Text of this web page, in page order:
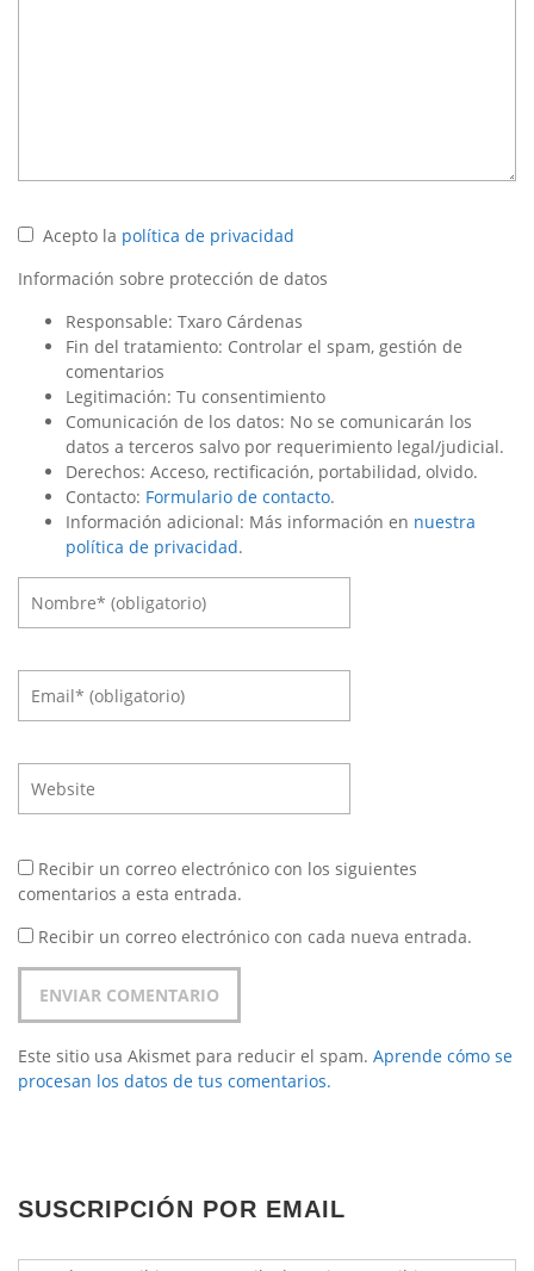
Acepto la política de privacidad
Información sobre protección de datos
Responsable: Txaro Cárdenas
Fin del tratamiento: Controlar el spam, gestión de
comentarios
Legitimación: Tu consentimiento
Comunicación de los datos: No se comunicarán los
datos a terceros salvo por requerimiento legal/judicial.
Derechos: Acceso, rectificación, portabilidad, olvido.
Contacto: Formulario de contacto.
Información adicional: Más información en nuestra
política de privacidad.
Recibir un correo electrónico con los siguientes
comentarios a esta entrada.
Recibir un correo electrónico con cada nueva entrada.
Este sitio usa Akismet para reducir el spam. Aprende cómo se
procesan los datos de tus comentarios.
SUSCRIPCIÓN POR EMAIL